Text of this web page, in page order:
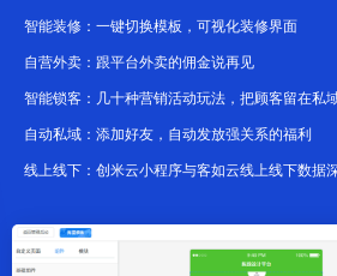
智能装修：一键切换模板，可视化装修界面
自营外卖：跟平台外卖的佣金说再见
智能锁客：几十种营销活动玩法，把顾客留在私
自动私域：添加好友，自动发放强关系的福利
线上线下：创米云小程序与客如云线上线下数据